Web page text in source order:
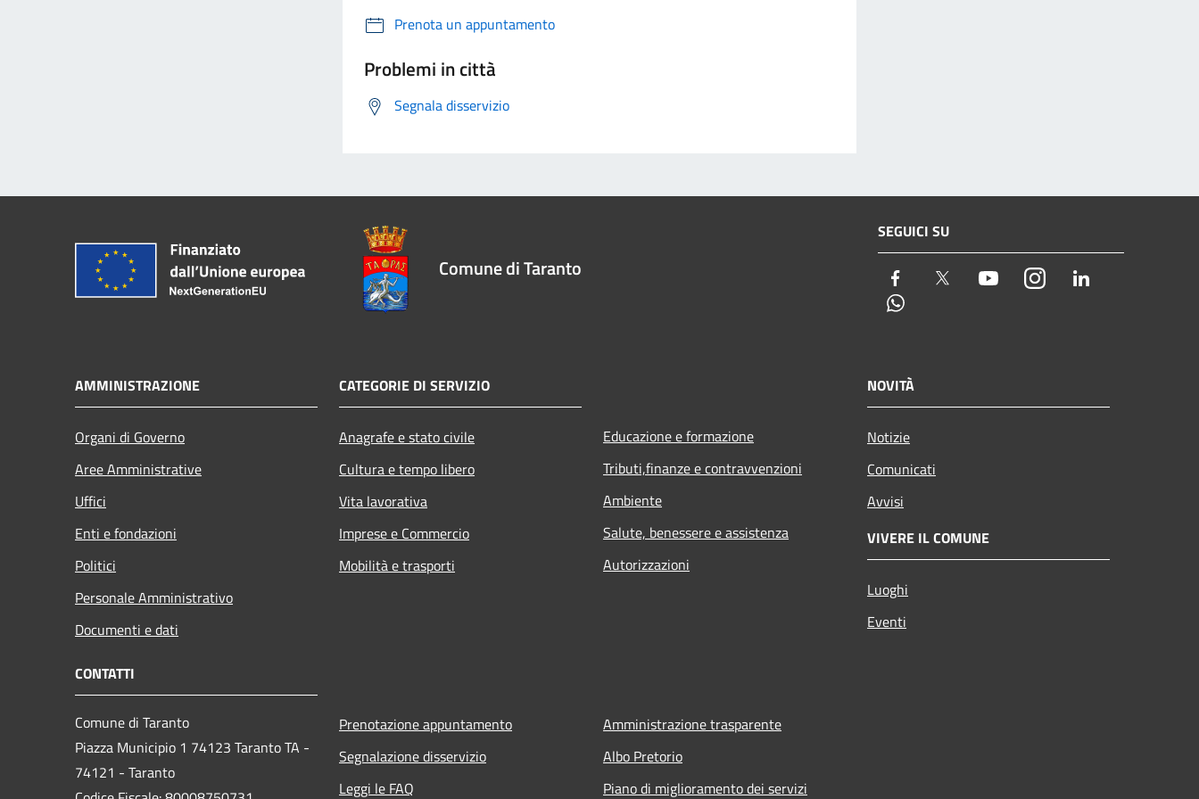
Prenota un appuntamento
Problemi in città
Segnala disservizio
Comune di Taranto
SEGUICI SU
Facebook Twitter YoutubeInstagram
AMMINISTRAZIONE
Organi di Governo
Aree Amministrative
Uffici
Enti e fondazioni
Politici
Personale Amministrativo
Documenti e dati
CATEGORIE DI SERVIZIO
Anagrafe e stato civile
Cultura e tempo libero
Vita lavorativa
Imprese e Commercio
Mobilità e trasporti
Educazione e formazione
Tributi,finanze e contravvenzioni
Ambiente
Salute, benessere e assistenza
Autorizzazioni
NOVITÀ
Notizie
Comunicati
Avvisi
VIVERE IL COMUNE
Luoghi
Eventi
CONTATTI
Comune di Taranto
Piazza Municipio 1 74123 Taranto TA -
74121 - Taranto
Prenotazione appuntamento
Segnalazione disservizio
Leggi le FAQ
Amministrazione trasparente
Albo Pretorio
Piano di miglioramento dei servizi